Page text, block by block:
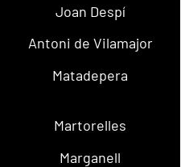
Joan Despí
Antoni de Vilamajor
Matadepera
Martorelles
Marganell